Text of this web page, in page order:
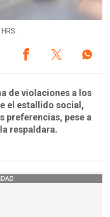
de violaciones a los
el estallido social,
preferencias, pese a
respaldara.